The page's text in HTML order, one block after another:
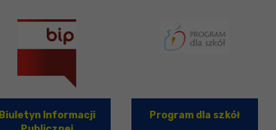
Biuletyn Informacji
Program dla szkół